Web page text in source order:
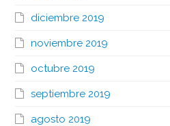
diciembre 2019
noviembre 2019
octubre 2019
septiembre 2019
agosto 2019